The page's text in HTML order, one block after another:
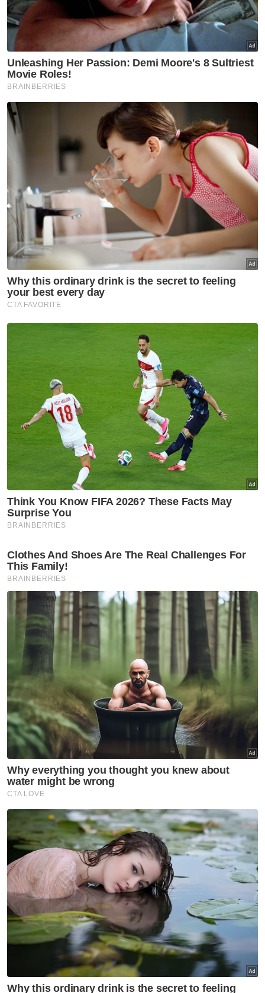
Trump syok sendiri, dakwa
dokumentari Melania ‘filem
nombor satu tahun ini’
GLOBAL
GLOBAL
Korea Utara syor sup daging
anjing ketika gelombang haba
cecah 36.7 darjah Celsius
GLOBAL
Prabowo kecewa Indonesia
gagal ke Piala Dunia, meskipun
penduduk hampir 300 juta